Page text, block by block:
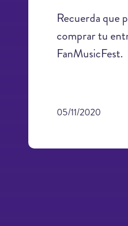
Recuerda que
comprar tu
FanMusicFest.
05/11/2020